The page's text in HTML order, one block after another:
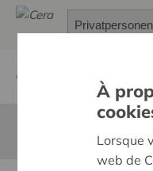
Diese Seite ist
À
Lorsque
web de